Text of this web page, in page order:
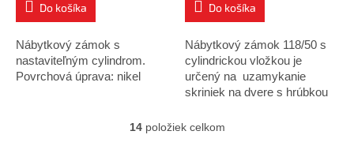
Do košíka
Nábytkový zámok s
nastaviteľným cylindrom.
Povrchová úprava: nikel
Do košíka
Nábytkový zámok 118/50 s
cylindrickou vložkou je
určený na uzamykanie
skriniek na dvere s hrúbkou
O
14položiek celkom